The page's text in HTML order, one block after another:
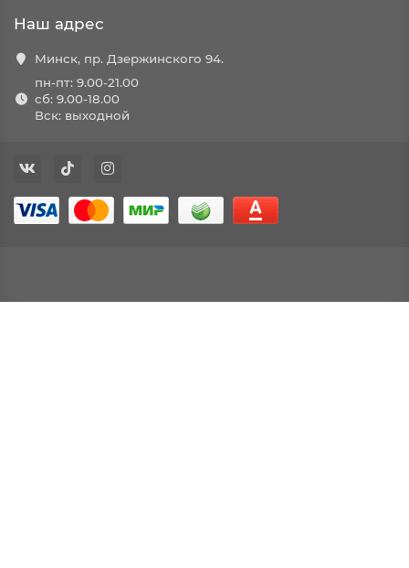
Наш адрес
Минск, пр. Дзержинского 94.
пн-пт: 9.00-21.00
сб: 9.00-18.00
Вск: выходной